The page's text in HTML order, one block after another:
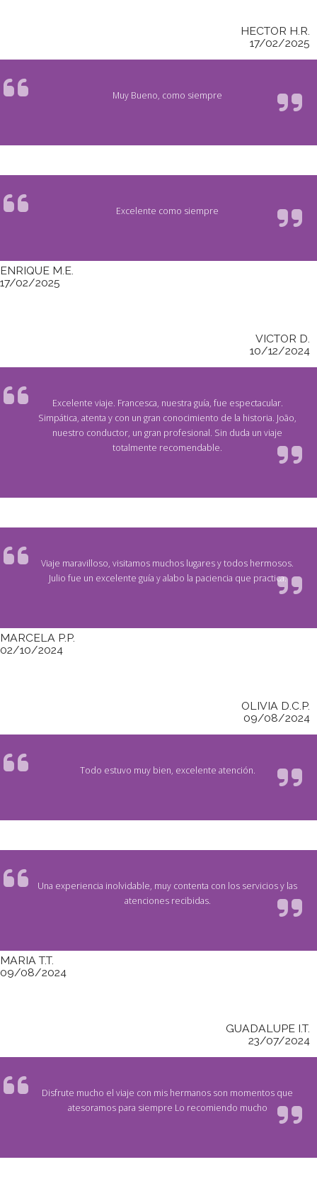
HECTOR H.R.
17/02/2025
Muy Bueno, como siempre
Excelente como siempre
ENRIQUE M.E.
17/02/2025
VICTOR D.
10/12/2024
Excelente viaje. Francesca, nuestra guía, fue espectacular.
Simpática, atenta y con un gran conocimiento de la historia. João,
nuestro conductor, un gran profesional. Sin duda un viaje
totalmente recomendable.
Viaje maravilloso, visitamos muchos lugares y todos hermosos.
Julio fue un excelente guía y alabo la paciencia que practica.
MARCELA P.P.
02/10/2024
OLIVIA D.C.P.
09/08/2024
Todo estuvo muy bien, excelente atención.
Una experiencia inolvidable, muy contenta con los servicios y las
atenciones recibidas.
MARIA T.T.
09/08/2024
GUADALUPE I.T.
23/07/2024
Disfrute mucho el viaje con mis hermanos son momentos que
atesoramos para siempre Lo recomiendo mucho